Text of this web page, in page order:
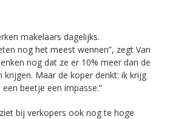
makelaars dagelijks.
nog het meest wennen”, zegt Van
nog dat ze er 10% meer dan de
krijgen. Maar de koper denkt: ik krijg
beetje een impasse.”
bij verkopers ook nog te hoge